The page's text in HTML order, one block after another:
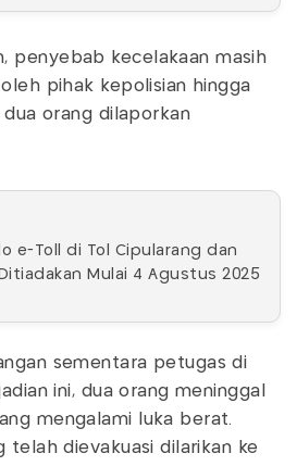
penyebab kecelakaan masih
pihak kepolisian hingga
dua orang dilaporkan
e-Toll di Tol Cipularang dan
Mulai 4 Agustus 2025
sementara petugas di
ini, dua orang meninggal
mengalami luka berat.
telah dievakuasi dilarikan ke